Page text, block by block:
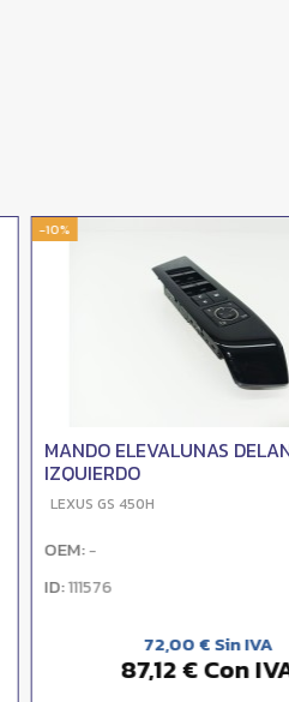
-10%
MANDO ELEVALUNAS
IZQUIERDO
LEXUS GS 450H
OEM:-
ID:111576
72,00 € Sin IVA
87,12 € Con IVA